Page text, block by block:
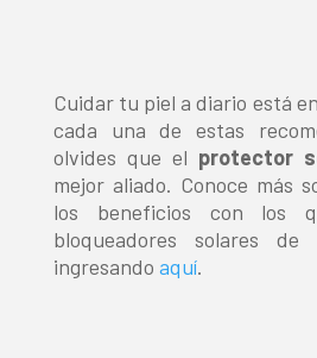
Cuidar tu piel a diario está
cada una de estas
olvides que el protector
mejor aliado. Conoce más
los beneficios con los
bloqueadores solares de
ingresando aquí.